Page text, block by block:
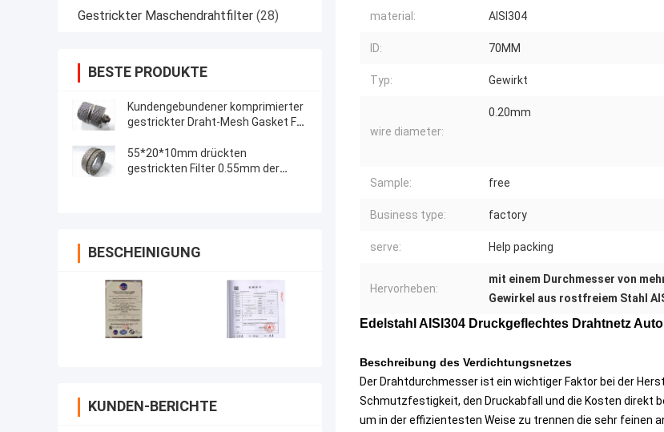
Gestrickter Maschendrahtfilter (28)
BESTE PRODUKTE
Kundengebundener komprimierter
gestrickter Draht-Mesh Gasket For
55*20*10mm drückten
gestrickten Filter 0.55mm der
BESCHEINIGUNG
KUNDEN-BERICHTE
material: AISI304
ID: 70MM
Typ: Gewirkt
wire diameter:
0.20mm
Sample: free
Business type: factory
serve: Help packing
Hervorheben:
mit einem Durchmesser von
Gewirkel aus rostfreiem Stahl
Edelstahl AISI304 Druckgeflechtes Drahtnetz
Beschreibung des Verdichtungsnetzes
Der Drahtdurchmesser ist ein wichtiger Faktor bei der
Schmutzfestigkeit, den Druckabfall und die Kosten direkt
um in der effizientesten Weise zu trennen die sehr feinen